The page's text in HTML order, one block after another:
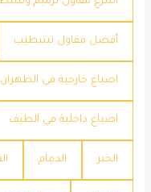
أفضل مقاول تشطيب
اصباغ خارجية في الظهران
اصباغ داخلية في الطيف
الخبر الدمام